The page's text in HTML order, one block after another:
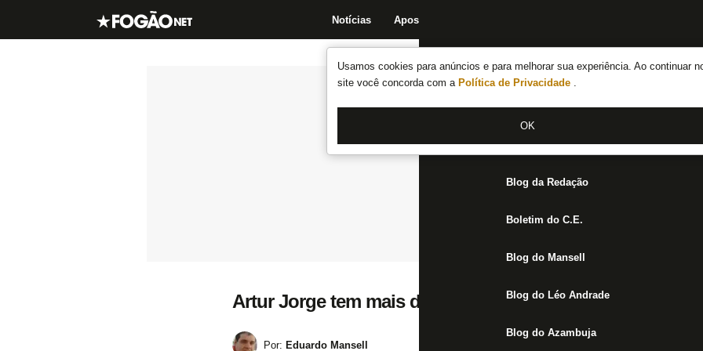
Usamos cookies para anúncios e para melhorar sua experiência. Ao continuar
site você concorda com a Política de Privacidade .
OK
Notícias Apostas
Notícias do Botafogo
Fórum
Jogos
Blog da Redação
Boletim do C.E.
Blog do Mansell
Blog do Léo Andrade
Blog do Azambuja
Artur Jorge tem mais de um desafio no Botafogo
Por: Eduardo Mansell